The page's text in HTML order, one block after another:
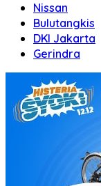
Nissan
Bulutangkis
DKI Jakarta
Gerindra